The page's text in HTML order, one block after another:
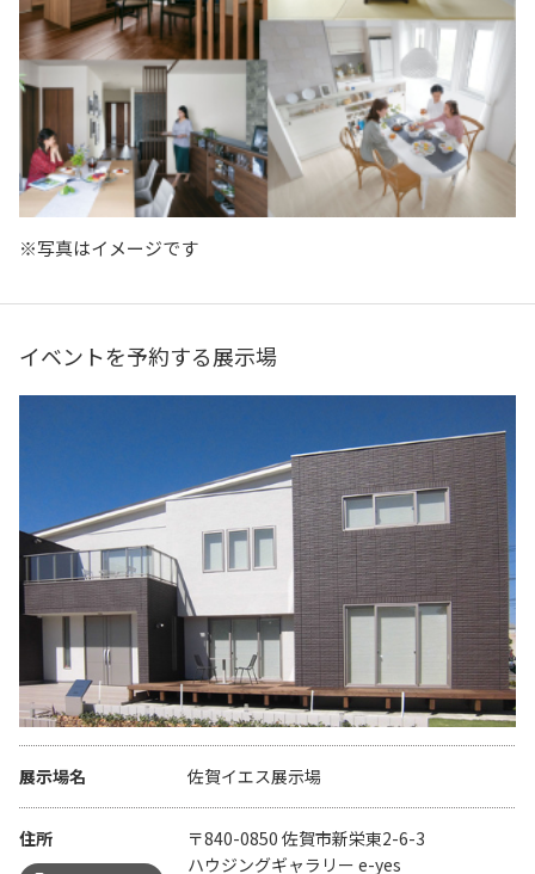
※写真はイメージです
イベントを予約する展示場
展示場名 佐賀イエス展示場
住所
〒840-0850 佐賀市新栄東2-6-3
ハウジングギャラリー e-yes